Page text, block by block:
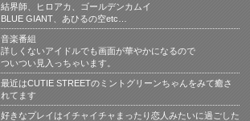
結界師、ヒロアカ、ゴールデンカムイ
BLUE GIANT、あひるの空etc…
音楽番組
詳しくないアイドルでも画面が華やかになるので
ついつい見入っちゃいます。
最近はCUTIE STREETのミントグリーンちゃんをみて癒さ
れてます
好きなプレイはイチャイチャまったり恋人みたいに過ごした